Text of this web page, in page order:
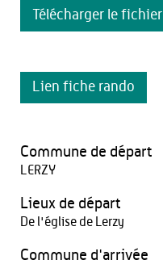
Télécharger le fichier
Lien fiche rando
Commune de départ
LERZY
Lieux de départ
De l'église de Lerzy
Commune d'arrivée